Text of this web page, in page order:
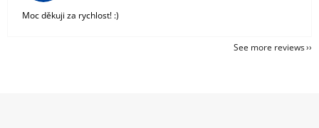
Moc děkuji za rychlost! :)
See more reviews